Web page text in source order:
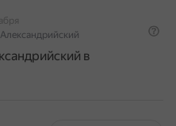
в